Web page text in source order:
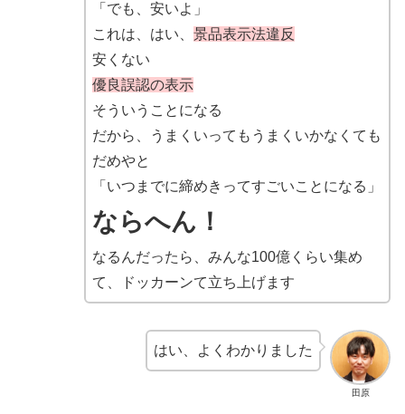
「でも、安いよ」
これは、はい、 景品表示法違反
安くない
優良誤認の表示
そういうことになる
だから、うまくいってもうまくいかなくても
だめやと
「いつまでに締めきってすごいことになる」
ならへん！
なるんだったら、みんな100億くらい集め
て、ドッカーンて立ち上げます
田原
はい、よくわかりました